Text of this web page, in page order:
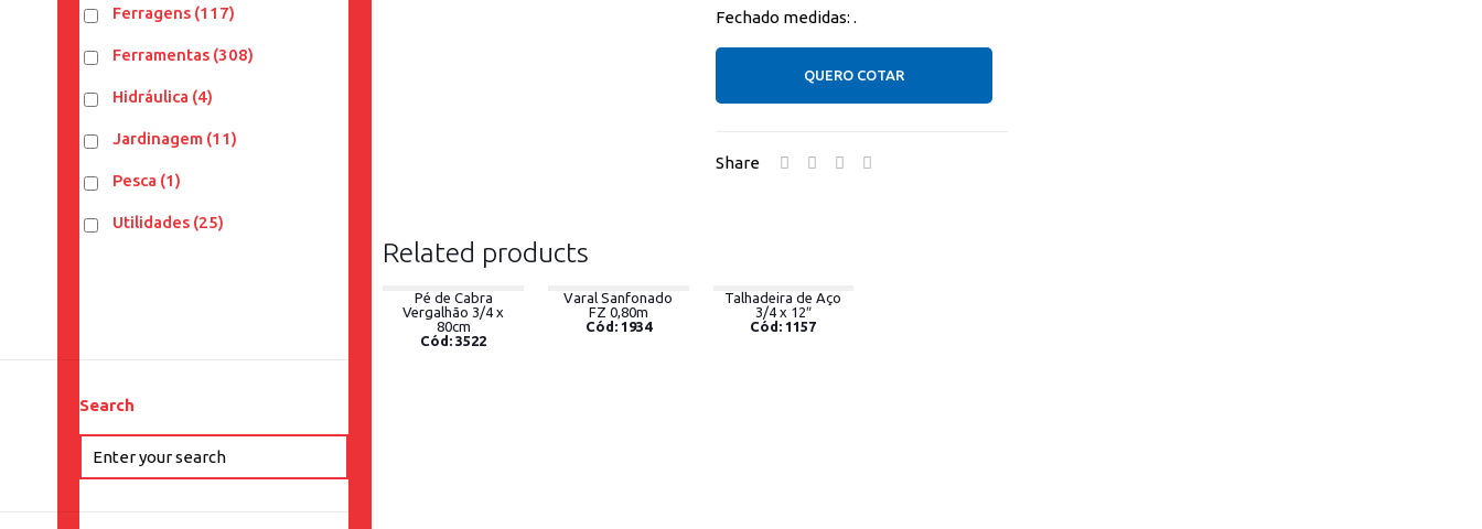
Fechado medidas: .
QUERO COTAR
Share
Related products
Pé de Cabra
Vergalhão 3/4 x
80cm
Cód: 3522
Varal Sanfonado
FZ 0,80m
Cód: 1934
Talhadeira de Aço
3/4 x 12″
Cód: 1157
Ferragens (117)
Ferramentas (308)
Hidráulica (4)
Jardinagem (11)
Pesca (1)
Utilidades (25)
Search